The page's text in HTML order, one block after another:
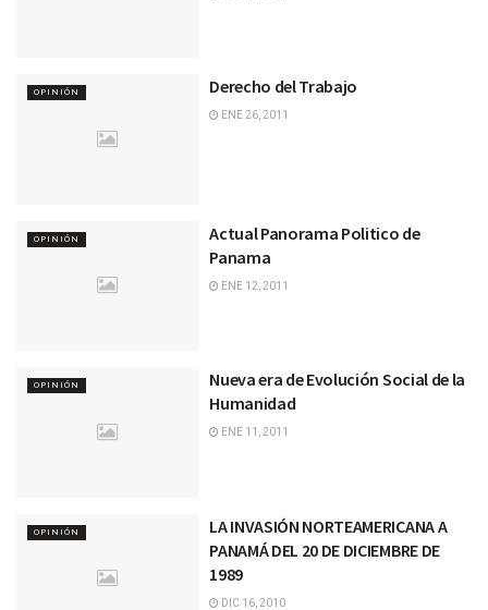
OPINIÓN Derecho del Trabajo
ENE 26, 2011
OPINIÓN
Actual Panorama Politico de
Panama
ENE 12, 2011
OPINIÓN
Nueva era de Evolución Social de la
Humanidad
ENE 11, 2011
OPINIÓN
LA INVASIÓN NORTEAMERICANA A
PANAMÁ DEL 20 DE DICIEMBRE DE
1989
DIC 16, 2010